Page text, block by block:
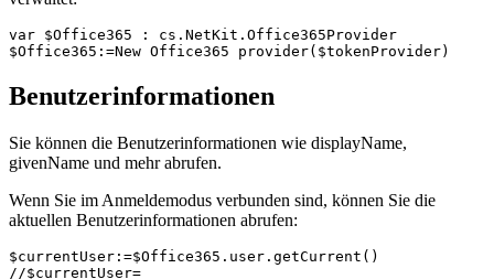
var $Office365 : cs.NetKit.Office365Provider
$Office365:=New Office365 provider($tokenProvider)
Benutzerinformationen
Sie können die Benutzerinformationen wie displayName,
givenName und mehr abrufen.
Wenn Sie im Anmeldemodus verbunden sind, können Sie die
aktuellen Benutzerinformationen abrufen:
$currentUser:=$Office365.user.getCurrent()
//$currentUser=